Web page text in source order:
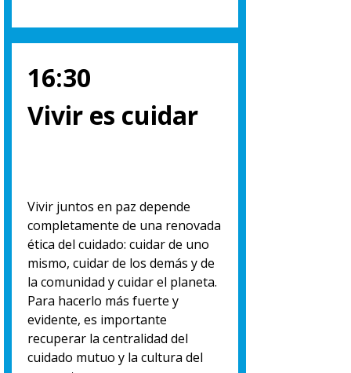
16:30
Vivir es cuidar
Vivir juntos en paz depende
completamente de una renovada
ética del cuidado: cuidar de uno
mismo, cuidar de los demás y de
la comunidad y cuidar el planeta.
Para hacerlo más fuerte y
evidente, es importante
recuperar la centralidad del
cuidado mutuo y la cultura del